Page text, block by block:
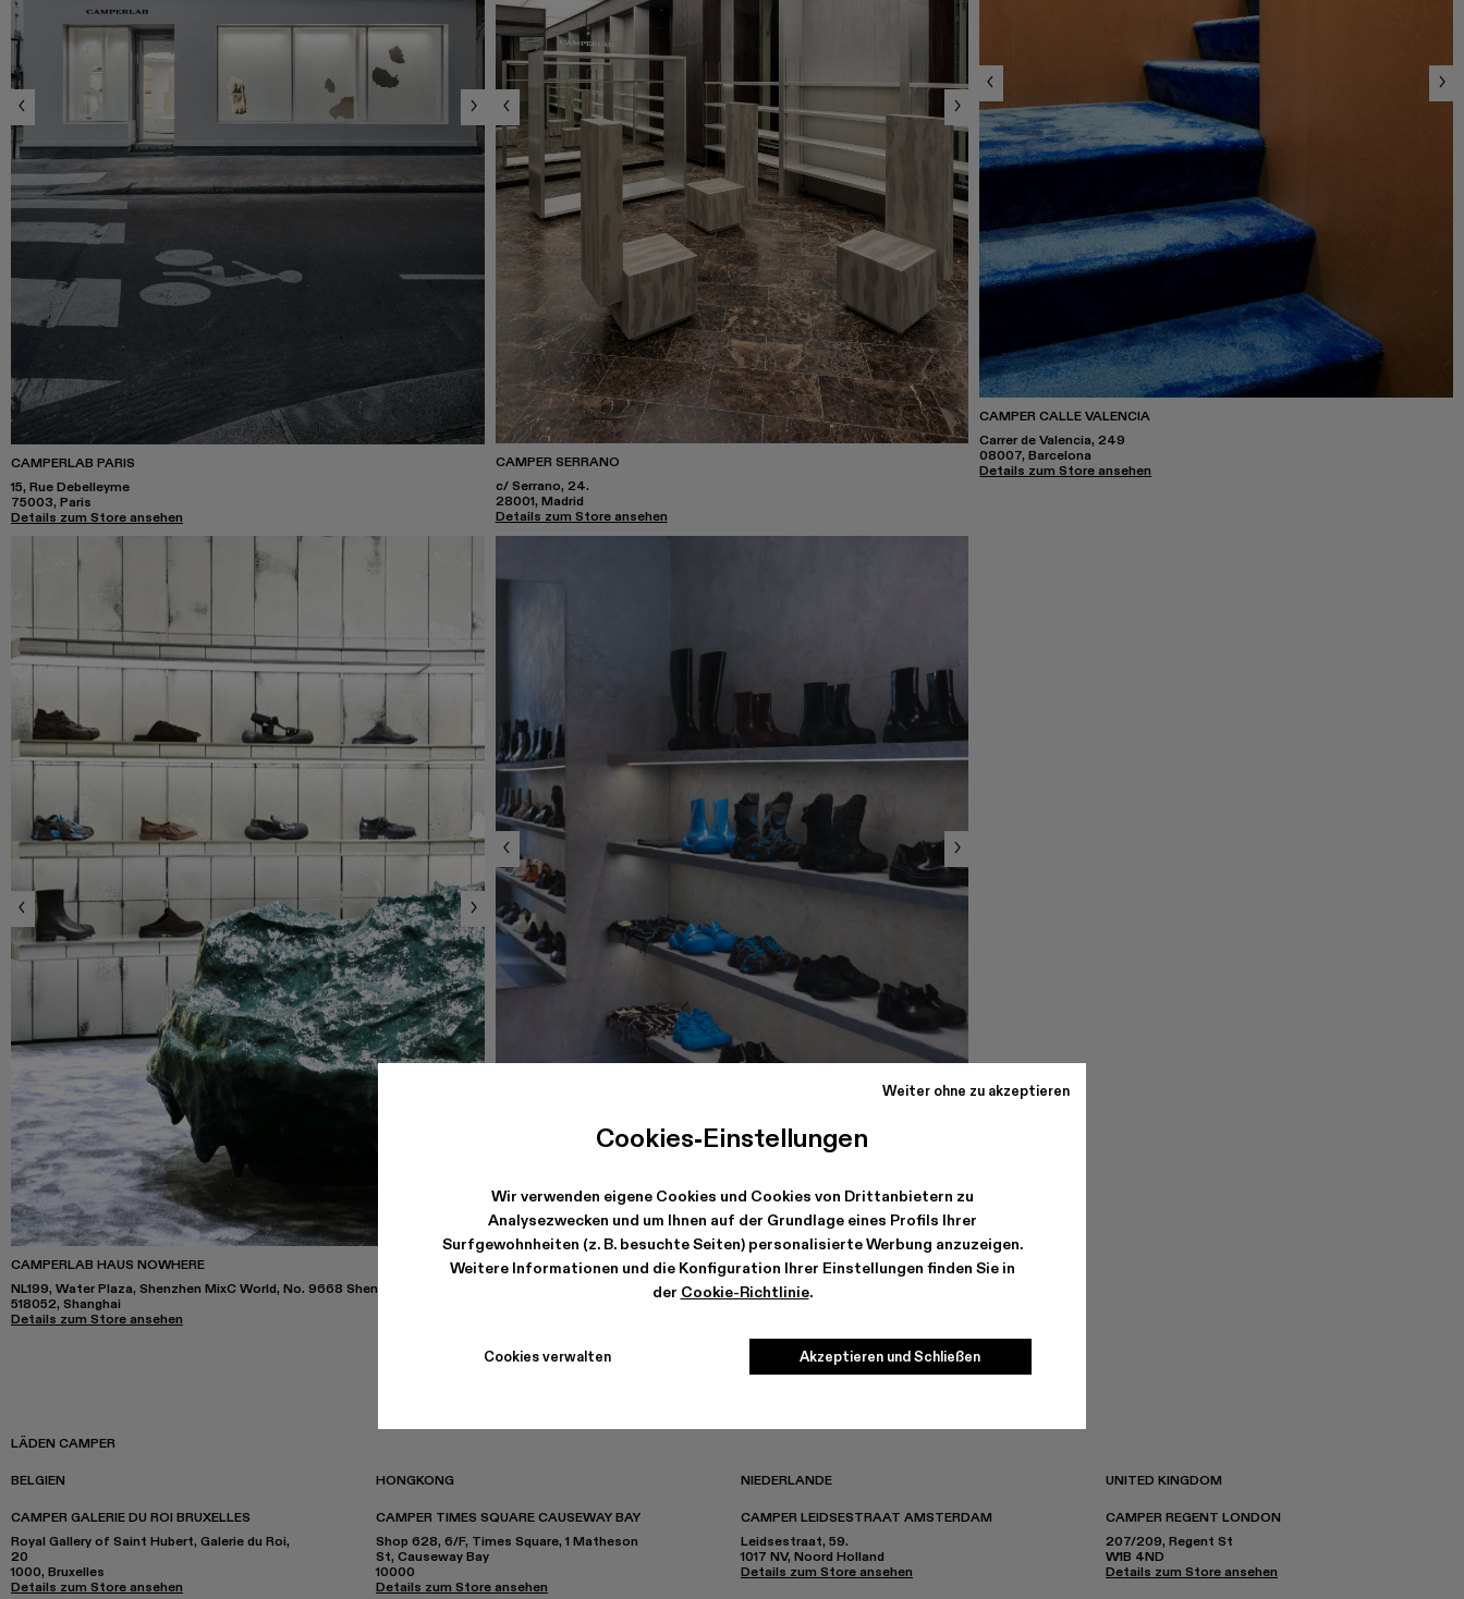
Cookies-Einstellungen
Wir verwenden eigene Cookies und Cookies von Drittanbietern zu
Analysezwecken und um Ihnen auf der Grundlage eines Profils Ihrer
Surfgewohnheiten (z. B. besuchte Seiten) personalisierte Werbung anzuzeigen.
Weitere Informationen und die Konfiguration Ihrer Einstellungen finden Sie in
der Cookie-Richtlinie.
Cookies verwalten
Weiter ohne zu akzeptieren
Akzeptieren und Schließen
CAMPERLAB PARIS
15, Rue Debelleyme
75003, Paris
Details zum Store ansehen
CAMPER SERRANO
c/ Serrano, 24.
28001, Madrid
Details zum Store ansehen
CAMPER CALLE VALENCIA
Carrer de Valencia, 249
08007, Barcelona
Details zum Store ansehen
CAMPERLAB HAUS NOWHERE
NL199, Water Plaza, Shenzhen MixC World, No. 9668 Shennan Avenue
518052, Shanghai
Details zum Store ansehen
CAMPERLAB BERLIN
Details zum Store ansehen
LÄDEN CAMPER
BELGIEN
CAMPER GALERIE DU ROI BRUXELLES
Royal Gallery of Saint Hubert, Galerie du Roi,
20
1000, Bruxelles
Details zum Store ansehen
HONGKONG
CAMPER TIMES SQUARE CAUSEWAY BAY
Shop 628, 6/F, Times Square, 1 Matheson
St, Causeway Bay
10000
Details zum Store ansehen
NIEDERLANDE
CAMPER LEIDSESTRAAT AMSTERDAM
Leidsestraat, 59.
1017 NV, Noord Holland
Details zum Store ansehen
UNITED KINGDOM
CAMPER REGENT LONDON
207/209, Regent St
W1B 4ND
Details zum Store ansehen